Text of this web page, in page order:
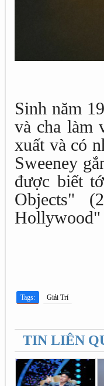
Sinh năm
và cha làm
xuất và có
Sweeney
được biết
Objects"
Hollywood"
Tags: Giải Trí
TIN LIÊN